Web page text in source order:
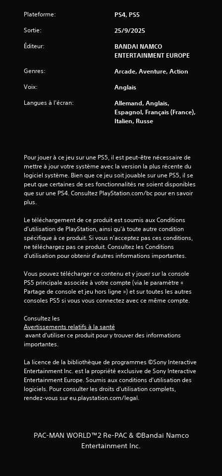
7
a
i
s
)
Plateforme: PS4, PS5
Sortie: 25/9/2025
Éditeur:
BANDAI NAMCO
ENTERTAINMENT EUROPE
Genres: Arcade, Aventure, Action
Voix: Anglais
Langues à l'écran:
Allemand, Anglais,
Espagnol, Français (France),
Italien, Russe
Pour jouer à ce jeu sur une PS5, il est peut-être nécessaire de
mettre à jour votre système avec la version la plus récente du
logiciel système. Bien que ce jeu soit jouable sur une PS5, il se
peut que certaines de ses fonctionnalités ne soient disponibles
que sur une PS4. Consultez PlayStation.com/bc pour en savoir
plus.
Le téléchargement de ce produit est soumis aux Conditions
d'utilisation de PlayStation, ainsi qu'à toute autre condition
spécifique à ce produit. Si vous n'acceptez pas ces conditions,
ne téléchargez pas ce produit. Consultez les Conditions
d'utilisation pour obtenir d'autres informations importantes.
Vous pouvez télécharger ce contenu et y jouer sur la console
PS5 principale associée à votre compte (via le paramètre «
Partage de console et jeu hors ligne ») et sur toutes les autres
consoles PS5 si vous vous connectez avec ce même compte.
Consultez les
Avertissements relatifs à la santé
importantes.
La licence de la bibliothèque de programmes ©Sony Interactive
Entertainment Inc. est la propriété exclusive de Sony Interactive
Entertainment Europe. Soumis aux conditions d’utilisation des
logiciels. Pour consulter les droits d’utilisation complets,
rendez-vous sur eu.playstation.com/legal.
PAC-MAN WORLD™2 Re-PAC & ©Bandai Namco
Entertainment Inc.